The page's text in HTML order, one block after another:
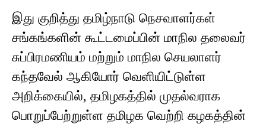
இது குறித்து தமிழ்நாடு நெசவாளர்கள்
சங்கங்களின் கூட்டமைப்பின் மாநில தலைவர்
சுப்பிரமணியம் மற்றும் மாநில செயலாளர்
கந்தவேல் ஆகியோர் வெளியிட்டுள்ள
அறிக்கையில், தமிழகத்தில் முதல்வராக
பொறுப்பேற்றுள்ள தமிழக வெற்றி கழகத்தின்